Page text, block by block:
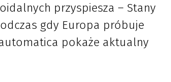
przyspiesza – Stany
gdy Europa próbuje
pokaże aktualny